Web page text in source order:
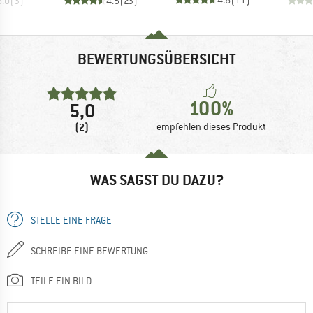
BEWERTUNGSÜBERSICHT
5,0
(2)
100%
empfehlen dieses Produkt
WAS SAGST DU DAZU?
STELLE EINE FRAGE
SCHREIBE EINE BEWERTUNG
TEILE EIN BILD